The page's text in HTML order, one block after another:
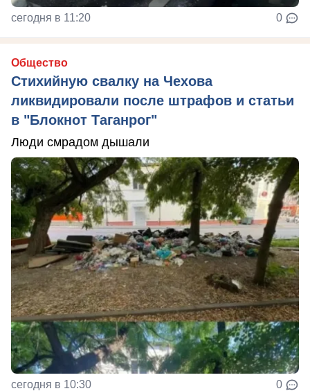
сегодня в 11:20 0
Общество
Стихийную свалку на Чехова
ликвидировали после штрафов и статьи
в "Блокнот Таганрог"
Люди смрадом дышали
сегодня в 10:30 0